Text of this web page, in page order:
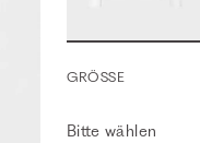
GRÖSSE
Bitte wählen